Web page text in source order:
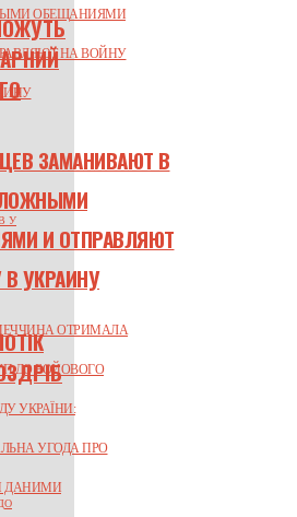
ЗАМАНИВАЮТ В
И ОТПРАВЛЯЮТ
УКРАИНУ